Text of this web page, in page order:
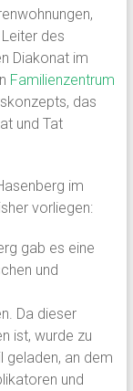
des
Diakonat im
Familienzentrum
das
und Tat
im
vorliegen:
gab es eine
und
Da dieser
ist, wurde zu
geladen, an dem
und